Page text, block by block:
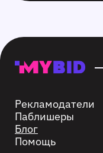
Рекламодатели
Паблишеры
Блог
Помощь